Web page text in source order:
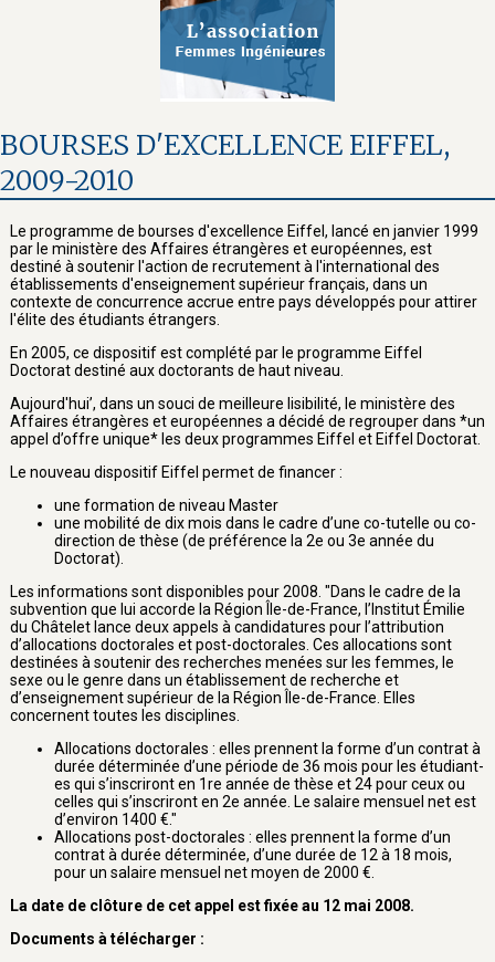
BOURSES D'EXCELLENCE EIFFEL,
2009-2010
Le programme de bourses d'excellence Eiffel, lancé en janvier 1999
par le ministère des Affaires étrangères et européennes, est
destiné à soutenir l'action de recrutement à l'international des
établissements d'enseignement supérieur français, dans un
contexte de concurrence accrue entre pays développés pour attirer
l'élite des étudiants étrangers.
En 2005, ce dispositif est complété par le programme Eiffel
Doctorat destiné aux doctorants de haut niveau.
Aujourd'hui’, dans un souci de meilleure lisibilité, le ministère des
Affaires étrangères et européennes a décidé de regrouper dans *un
appel d’offre unique* les deux programmes Eiffel et Eiffel Doctorat.
Le nouveau dispositif Eiffel permet de financer :
une formation de niveau Master
une mobilité de dix mois dans le cadre d’une co-tutelle ou co-
direction de thèse (de préférence la 2e ou 3e année du
Doctorat).
Les informations sont disponibles pour 2008. "Dans le cadre de la
subvention que lui accorde la Région Île-de-France, l’Institut Émilie
du Châtelet lance deux appels à candidatures pour l’attribution
d’allocations doctorales et post-doctorales. Ces allocations sont
destinées à soutenir des recherches menées sur les femmes, le
sexe ou le genre dans un établissement de recherche et
d’enseignement supérieur de la Région Île-de-France. Elles
concernent toutes les disciplines.
Allocations doctorales : elles prennent la forme d’un contrat à
durée déterminée d’une période de 36 mois pour les étudiant-
es qui s’inscriront en 1re année de thèse et 24 pour ceux ou
celles qui s’inscriront en 2e année. Le salaire mensuel net est
d’environ 1400 €."
Allocations post-doctorales : elles prennent la forme d’un
contrat à durée déterminée, d’une durée de 12 à 18 mois,
pour un salaire mensuel net moyen de 2000 €.
La date de clôture de cet appel est fixée au 12 mai 2008.
Documents à télécharger :